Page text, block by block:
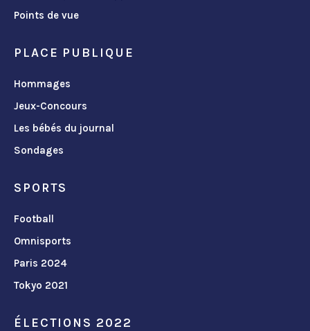
Points de vue
PLACE PUBLIQUE
Hommages
Jeux-Concours
Les bébés du journal
Sondages
SPORTS
Football
Omnisports
Paris 2024
Tokyo 2021
ÉLECTIONS 2022